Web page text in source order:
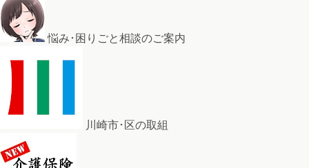
悩み･困りごと相談のご案内
川崎市･区の取組